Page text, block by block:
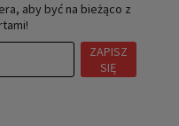
aby być na bieżąco z
ZAPISZ
SIĘ